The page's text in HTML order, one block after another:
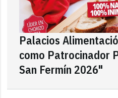
Palacios
como Patrocinador
San Fermín 2026"